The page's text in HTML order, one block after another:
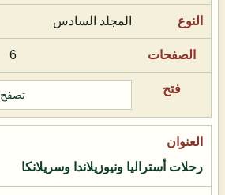
المجلد السادس
6
تصفح
رحلات أستراليا ونيوزيلاندا وسريلانكا